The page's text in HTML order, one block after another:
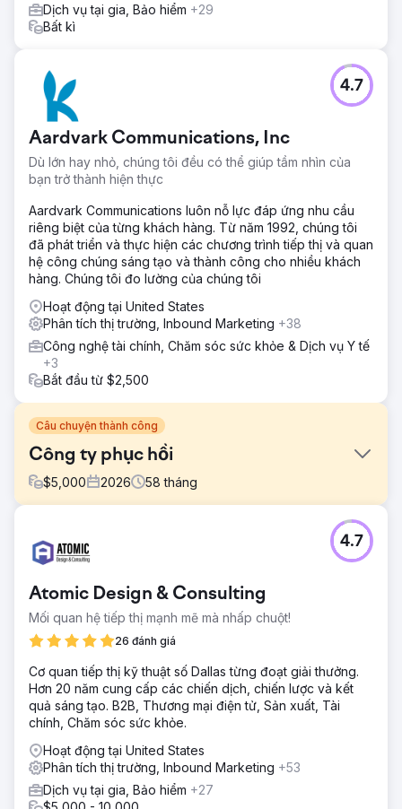
Dịch vụ tại gia, Bảo hiểm +29
Bất kì
Aardvark Communications, Inc
Dù lớn hay nhỏ, chúng tôi đều có thể giúp tầm nhìn của
bạn trở thành hiện thực
4.7
Aardvark Communications luôn nỗ lực đáp ứng nhu cầu
riêng biệt của từng khách hàng. Từ năm 1992, chúng tôi
đã phát triển và thực hiện các chương trình tiếp thị và quan
hệ công chúng sáng tạo và thành công cho nhiều khách
hàng. Chúng tôi đo lường của chúng tôi
Hoạt động tại United States
Phân tích thị trường, Inbound Marketing +38
Công nghệ tài chính, Chăm sóc sức khỏe & Dịch vụ Y tế
+3
Bắt đầu từ $2,500
Câu chuyện thành công
Công ty phục hồi
$5,000 2026 58 tháng
Công ty phục hồi này cần trợ giúp để tùy chỉnh chiến lược
tiếp thị kỹ thuật số cho từng địa điểm kinh doanh. Mỗi địa
nhận quyền đều có những mục tiêu riêng biệt mà họ muốn
đạt được, vì vậy khách hàng muốn đảm bảo những mục
tiêu này sẽ được phản ánh trên các trang địa phương.
Chúng tôi tập trung vào hỗ trợ SEO, PPC và trang web. Để
hiểu đầy đủ về nhu cầu của khách hàng và triển khai các
chiến thuật tối ưu hóa trang web phù hợp, các chuyên gia
của Thrive đã thực hiện phân tích chuyên sâu về sự cạnh
tranh, hiệu suất trang web, chất lượng backlink và hiệu
suất tìm kiếm địa phương.
Kết quả
Các chiến dịch tiếp thị kỹ thuật số của Thrive đã giúp
Atomic Design & Consulting
Mối quan hệ tiếp thị mạnh mẽ mà nhấp chuột!
26 đánh giá
4.7
Cơ quan tiếp thị kỹ thuật số Dallas từng đoạt giải thưởng.
Hơn 20 năm cung cấp các chiến dịch, chiến lược và kết
quả sáng tạo. B2B, Thương mại điện tử, Sản xuất, Tài
chính, Chăm sóc sức khỏe.
Hoạt động tại United States
Phân tích thị trường, Inbound Marketing +53
Dịch vụ tại gia, Bảo hiểm +27